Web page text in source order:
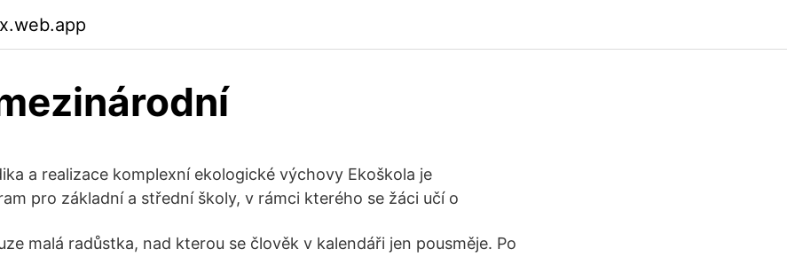
a realizace komplexní ekologické výchovy Ekoškola je
pro základní a střední školy, v rámci kterého se žáci učí o
malá radůstka, nad kterou se člověk v kalendáři jen pousměje. Po